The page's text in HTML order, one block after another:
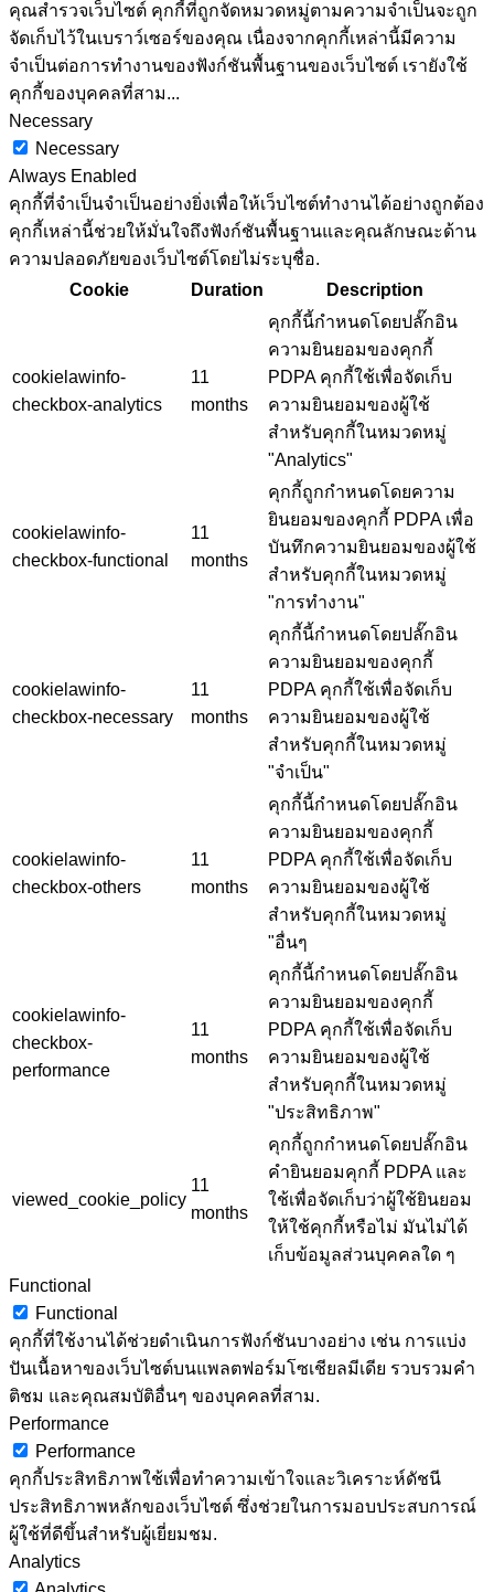
คุณสำรวจเว็บไซต์ คุกกี้ที่ถูกจัดหมวดหมู่ตามความจำเป็นจะถูก
จัดเก็บไว้ในเบราว์เซอร์ของคุณ เนื่องจากคุกกี้เหล่านี้มีความ
จำเป็นต่อการทำงานของฟังก์ชันพื้นฐานของเว็บไซต์ เรายังใช้
คุกกี้ของบุคคลที่สาม...
Necessary
Necessary
Always Enabled
คุกกี้ที่จำเป็นจำเป็นอย่างยิ่งเพื่อให้เว็บไซต์ทำงานได้อย่างถูกต้อง
คุกกี้เหล่านี้ช่วยให้มั่นใจถึงฟังก์ชันพื้นฐานและคุณลักษณะด้าน
ความปลอดภัยของเว็บไซต์โดยไม่ระบุชื่อ.
Cookie
Duration Description
cookielawinfo-
checkbox-analytics
11
months
คุกกี้นี้กำหนดโดยปลั๊กอิน
ความยินยอมของคุกกี้
PDPA คุกกี้ใช้เพื่อจัดเก็บ
ความยินยอมของผู้ใช้
สำหรับคุกกี้ในหมวดหมู่
"Analytics"
cookielawinfo-
checkbox-functional
11
months
คุกกี้ถูกกำหนดโดยความ
ยินยอมของคุกกี้ PDPA เพื่อ
บันทึกความยินยอมของผู้ใช้
สำหรับคุกกี้ในหมวดหมู่
"การทำงาน"
cookielawinfo-
checkbox-necessary
11
months
คุกกี้นี้กำหนดโดยปลั๊กอิน
ความยินยอมของคุกกี้
PDPA คุกกี้ใช้เพื่อจัดเก็บ
ความยินยอมของผู้ใช้
สำหรับคุกกี้ในหมวดหมู่
"จำเป็น"
cookielawinfo-
checkbox-others
11
months
คุกกี้นี้กำหนดโดยปลั๊กอิน
ความยินยอมของคุกกี้
PDPA คุกกี้ใช้เพื่อจัดเก็บ
ความยินยอมของผู้ใช้
สำหรับคุกกี้ในหมวดหมู่
"อื่นๆ
cookielawinfo-
checkbox-
performance
11
months
คุกกี้นี้กำหนดโดยปลั๊กอิน
ความยินยอมของคุกกี้
PDPA คุกกี้ใช้เพื่อจัดเก็บ
ความยินยอมของผู้ใช้
สำหรับคุกกี้ในหมวดหมู่
"ประสิทธิภาพ"
viewed_cookie_policy
11
months
คุกกี้ถูกกำหนดโดยปลั๊กอิน
คำยินยอมคุกกี้ PDPA และ
ใช้เพื่อจัดเก็บว่าผู้ใช้ยินยอม
ให้ใช้คุกกี้หรือไม่ มันไม่ได้
เก็บข้อมูลส่วนบุคคลใด ๆ
Functional
Functional
คุกกี้ที่ใช้งานได้ช่วยดำเนินการฟังก์ชันบางอย่าง เช่น การแบ่ง
ปันเนื้อหาของเว็บไซต์บนแพลตฟอร์มโซเชียลมีเดีย รวบรวมคำ
ติชม และคุณสมบัติอื่นๆ ของบุคคลที่สาม.
Performance
Performance
คุกกี้ประสิทธิภาพใช้เพื่อทำความเข้าใจและวิเคราะห์ดัชนี
ประสิทธิภาพหลักของเว็บไซต์ ซึ่งช่วยในการมอบประสบการณ์
ผู้ใช้ที่ดีขึ้นสำหรับผู้เยี่ยมชม.
Analytics